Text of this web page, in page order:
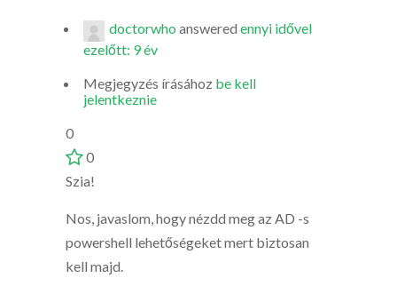
doctorwho answered ennyi idővel
ezelőtt: 9 év
Megjegyzés írásához be kell
jelentkeznie
0
0
Szia!
Nos, javaslom, hogy nézdd meg az AD -s
powershell lehetőségeket mert biztosan
kell majd.